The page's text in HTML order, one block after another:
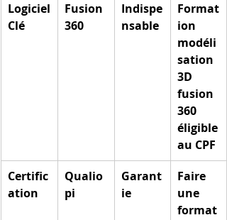
Logiciel
Clé
Fusion
360
Indispe
nsable
Format
ion
modéli
sation
3D
fusion
360
éligible
au CPF
Certific
ation
Qualio
pi
Garant
ie
Faire
une
format